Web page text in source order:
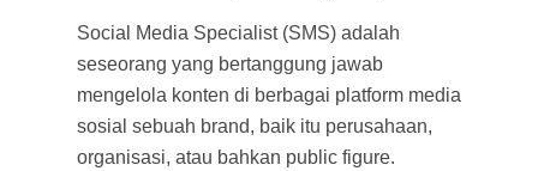
Social Media Specialist (SMS) adalah
seseorang yang bertanggung jawab
mengelola konten di berbagai platform media
sosial sebuah brand, baik itu perusahaan,
organisasi, atau bahkan public figure.